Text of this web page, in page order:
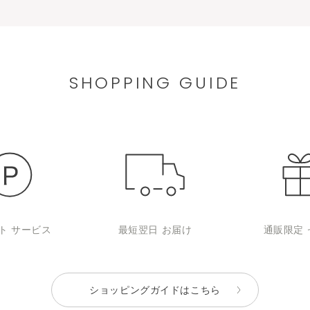
SHOPPING GUIDE
サービス 最短翌日 お届け 通販限定
ショッピングガイドはこちら